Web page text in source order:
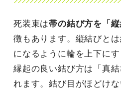
死装束は帯の結び方を「
徴もあります。縦結びと
になるように輪を上下に
縁起の良い結び方は「真
れます。結び目がほどけ